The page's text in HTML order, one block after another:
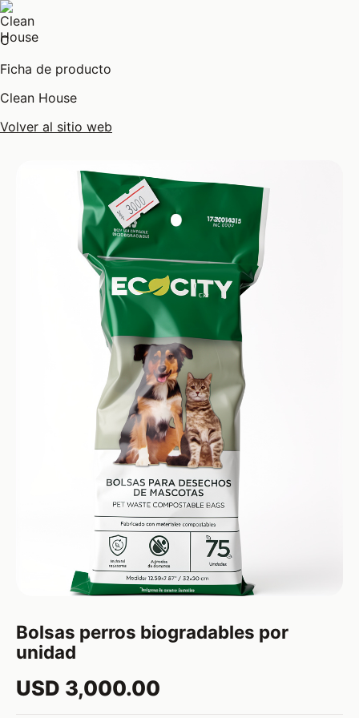
C
Ficha de producto
Clean House
Volver al sitio web
Bolsas perros biogradables por
unidad
USD 3,000.00